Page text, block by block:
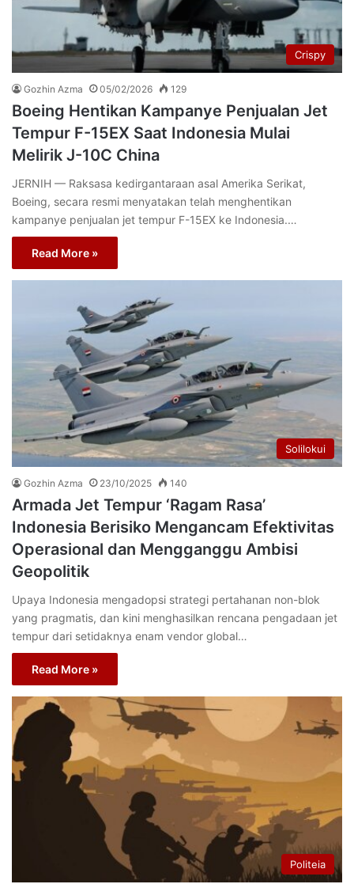
Crispy
Gozhin Azma 05/02/2026 129
Boeing Hentikan Kampanye Penjualan Jet
Tempur F-15EX Saat Indonesia Mulai
Melirik J-10C China
JERNIH — Raksasa kedirgantaraan asal Amerika Serikat,
Boeing, secara resmi menyatakan telah menghentikan
kampanye penjualan jet tempur F-15EX ke Indonesia.…
Read More »
Solilokui
Gozhin Azma 23/10/2025 140
Armada Jet Tempur ‘Ragam Rasa’
Indonesia Berisiko Mengancam Efektivitas
Operasional dan Mengganggu Ambisi
Geopolitik
Upaya Indonesia mengadopsi strategi pertahanan non-blok
yang pragmatis, dan kini menghasilkan rencana pengadaan jet
tempur dari setidaknya enam vendor global…
Read More »
Politeia